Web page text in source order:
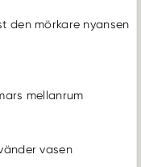
den mörkare nyansen
mellanrum
vasen